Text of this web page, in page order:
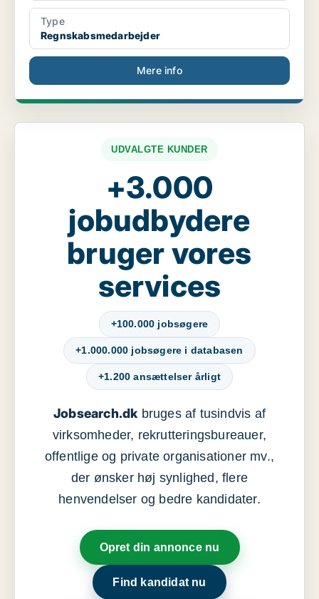
Type
Regnskabsmedarbejder
Mere info
UDVALGTE KUNDER
+3.000
jobudbydere
bruger vores
services
+100.000 jobsøgere
+1.000.000 jobsøgere i databasen
+1.200 ansættelser årligt
Jobsearch.dkbruges af tusindvis af
virksomheder, rekrutteringsbureauer,
offentlige og private organisationer mv.,
der ønsker høj synlighed, flere
henvendelser og bedre kandidater.
Opret din annonce nu
Find kandidat nu